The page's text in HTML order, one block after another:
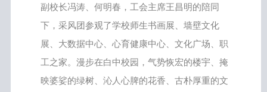
副校长冯涛、何明春，工会主席王昌明的陪同
下，采风团参观了学校师生书画展、墙壁文化
展、大数据中心、心育健康中心、文化广场、职
工之家。漫步在白中校园，气势恢宏的楼宇、掩
映婆娑的绿树、沁人心脾的花香、古朴厚重的文